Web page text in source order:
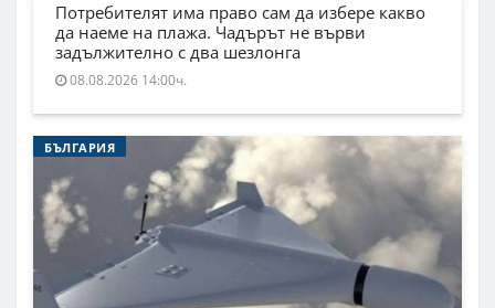
Потребителят има право сам да избере какво
да наеме на плажа. Чадърът не върви
задължително с два шезлонга
08.08.2026 14:00ч.
БЪЛГАРИЯ